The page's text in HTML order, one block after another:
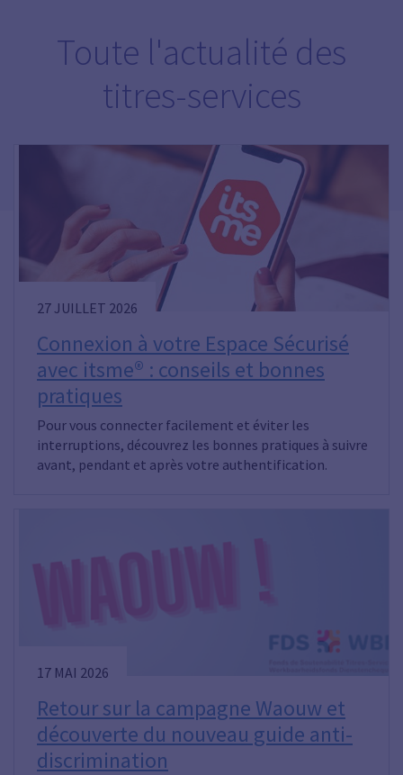
Toute l'actualité des
titres-services
27 JUILLET 2026
Connexion à votre Espace Sécurisé
avec itsme® : conseils et bonnes
pratiques
Pour vous connecter facilement et éviter les
interruptions, découvrez les bonnes pratiques à suivre
avant, pendant et après votre authentification.
17 MAI 2026
Retour sur la campagne Waouw et
découverte du nouveau guide anti-
discrimination